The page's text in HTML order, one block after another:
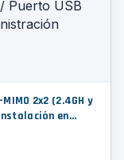
en
/ Puerto